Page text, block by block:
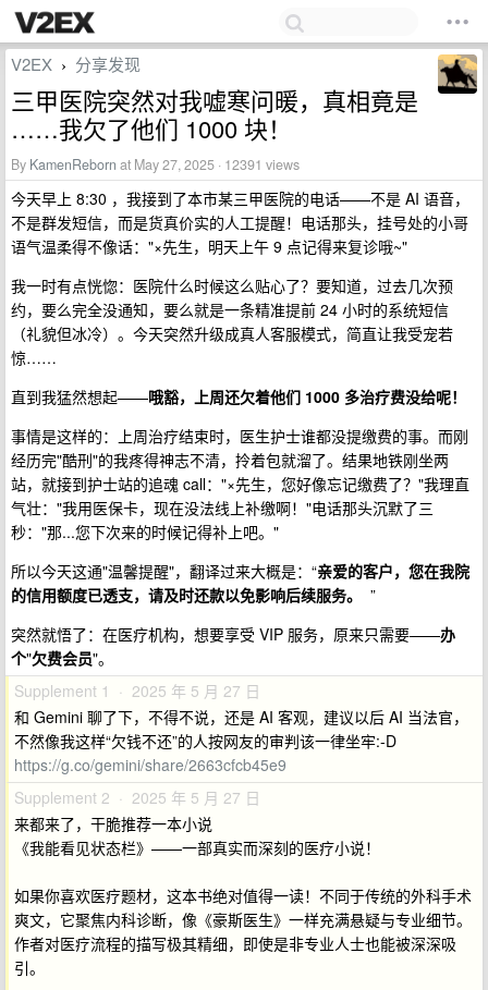
V2EX › 分享发现
三甲医院突然对我嘘寒问暖，真相竟是
……我欠了他们 1000 块！
By KamenReborn at May 27, 2025 · 12391 views
今天早上 8:30 ，我接到了本市某三甲医院的电话——不是 AI 语音，
不是群发短信，而是货真价实的人工提醒！电话那头，挂号处的小哥
语气温柔得不像话："×先生，明天上午 9 点记得来复诊哦~"
我一时有点恍惚：医院什么时候这么贴心了？要知道，过去几次预
约，要么完全没通知，要么就是一条精准提前 24 小时的系统短信
（礼貌但冰冷）。今天突然升级成真人客服模式，简直让我受宠若
惊……
直到我猛然想起——哦豁，上周还欠着他们 1000 多治疗费没给呢！
事情是这样的：上周治疗结束时，医生护士谁都没提缴费的事。而刚
经历完"酷刑"的我疼得神志不清，拎着包就溜了。结果地铁刚坐两
站，就接到护士站的追魂 call："×先生，您好像忘记缴费了？"我理直
气壮："我用医保卡，现在没法线上补缴啊！"电话那头沉默了三
秒："那...您下次来的时候记得补上吧。"
所以今天这通"温馨提醒"，翻译过来大概是：“亲爱的客户，您在我院
的信用额度已透支，请及时还款以免影响后续服务。
”
突然就悟了：在医疗机构，想要享受 VIP 服务，原来只需要——办
个"欠费会员"。
Supplement 1 · 2025 年 5 月 27 日
和 Gemini 聊了下，不得不说，还是 AI 客观，建议以后 AI 当法官，
不然像我这样“欠钱不还”的人按网友的审判该一律坐牢:-D
https://g.co/gemini/share/2663cfcb45e9
Supplement 2 · 2025 年 5 月 27 日
来都来了，干脆推荐一本小说
《我能看见状态栏》——一部真实而深刻的医疗小说！
如果你喜欢医疗题材，这本书绝对值得一读！不同于传统的外科手术
爽文，它聚焦内科诊断，像《豪斯医生》一样充满悬疑与专业细节。
作者对医疗流程的描写极其精细，即使是非专业人士也能被深深吸
引。